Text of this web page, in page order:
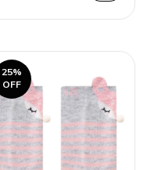
25%
OFF